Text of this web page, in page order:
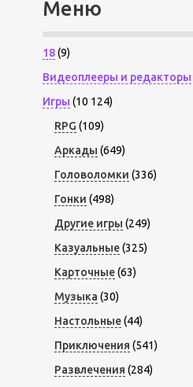
Меню
18(9)
Видеоплееры и редакторы
Игры (10 124)
RPG (109)
Аркады (649)
Головоломки (336)
Гонки (498)
Другие игры (249)
Казуальные(325)
Карточные(63)
Музыка (30)
Настольные(44)
Приключения (541)
Развлечения (284)